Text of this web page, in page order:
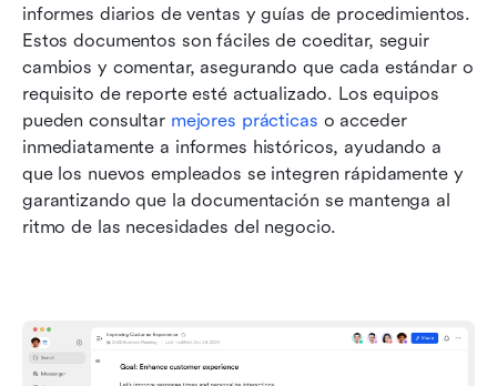
informes diarios de ventas y guías de procedimientos.
Estos documentos son fáciles de coeditar, seguir
cambios y comentar, asegurando que cada estándar o
requisito de reporte esté actualizado. Los equipos
pueden consultar mejores prácticas o acceder
inmediatamente a informes históricos, ayudando a
que los nuevos empleados se integren rápidamente y
garantizando que la documentación se mantenga al
ritmo de las necesidades del negocio.